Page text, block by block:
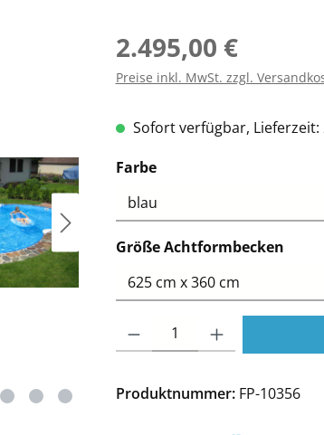
Regulärer Preis:
2.495,00 €
Preise inkl. MwSt. zzgl.
Sofort verfügbar, Lieferzeit:
Farbeauswählen
Größe Achtformbecken
Produkt Anzahl: Gib den
Produktnummer: FP-10356